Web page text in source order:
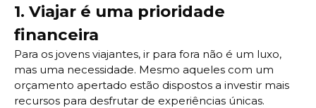
1. Viajar é uma prioridade
financeira
Para os jovens viajantes, ir para fora não é um luxo,
mas uma necessidade. Mesmo aqueles com um
orçamento apertado estão dispostos a investir mais
recursos para desfrutar de experiências únicas.